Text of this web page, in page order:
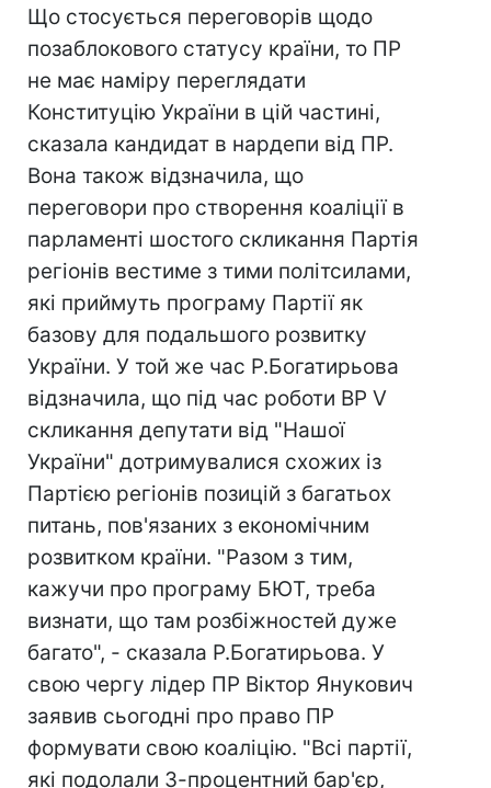
Що стосується переговорів щодо
позаблокового статусу країни, то ПР
не має наміру переглядати
Конституцію України в цій частині,
сказала кандидат в нардепи від ПР.
Вона також відзначила, що
переговори про створення коаліції в
парламенті шостого скликання Партія
регіонів вестиме з тими політсилами,
які приймуть програму Партії як
базову для подальшого розвитку
України. У той же час Р.Богатирьова
відзначила, що під час роботи ВР V
скликання депутати від "Нашої
України" дотримувалися схожих із
Партією регіонів позицій з багатьох
питань, пов'язаних з економічним
розвитком країни. "Разом з тим,
кажучи про програму БЮТ, треба
визнати, що там розбіжностей дуже
багато", - сказала Р.Богатирьова. У
свою чергу лідер ПР Віктор Янукович
заявив сьогодні про право ПР
формувати свою коаліцію. "Всі партії,
які подолали 3-процентний бар'єр,